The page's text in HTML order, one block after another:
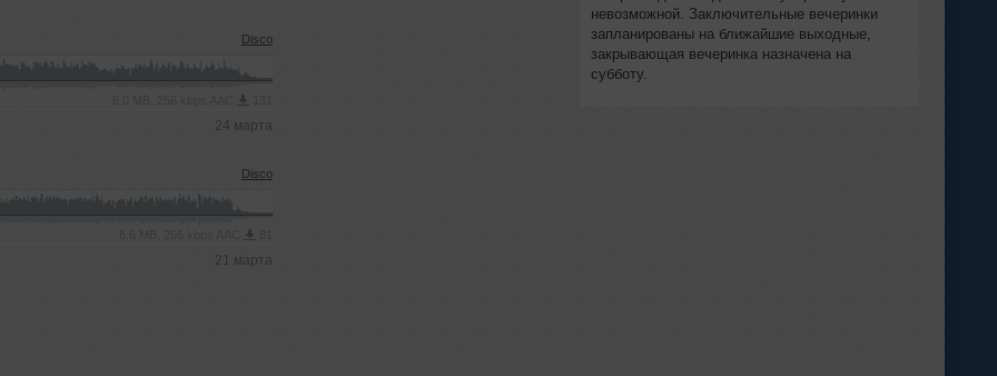
Disco
24 марта
Disco
21 марта
невозможной. Заключительные вечеринки
запланированы на ближайшие выходные,
закрывающая вечеринка назначена на
субботу.